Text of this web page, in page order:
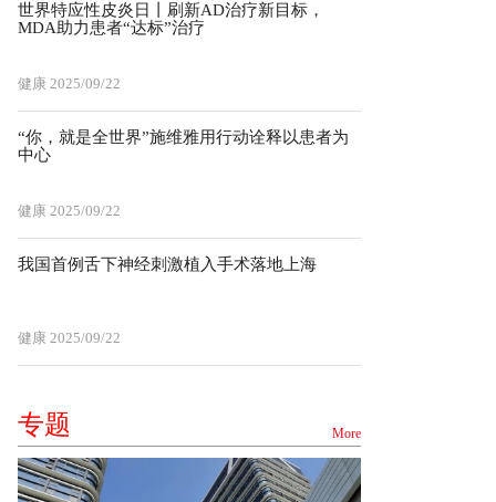
世界特应性皮炎日丨刷新AD治疗新目标，
MDA助力患者“达标”治疗
健康 2025/09/22
“你，就是全世界”施维雅用行动诠释以患者为
中心
健康 2025/09/22
我国首例舌下神经刺激植入手术落地上海
健康 2025/09/22
专题 More